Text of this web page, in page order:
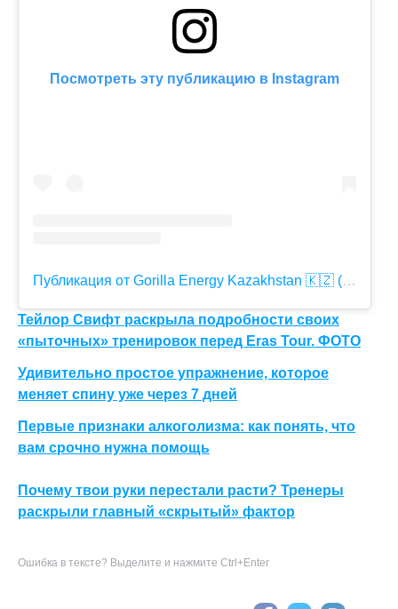
Посмотреть эту публикацию в Instagram
Публикация от Gorilla Energy Kazakhstan 🇰🇿 (@gorillaenergy.kz)
Тейлор Свифт раскрыла подробности своих
«пыточных» тренировок перед Eras Tour. ФОТО
Удивительно простое упражнение, которое
меняет спину уже через 7 дней
Первые признаки алкоголизма: как понять, что
вам срочно нужна помощь
Почему твои руки перестали расти? Тренеры
раскрыли главный «скрытый» фактор
Ошибка в тексте? Выделите и нажмите Ctrl+Enter